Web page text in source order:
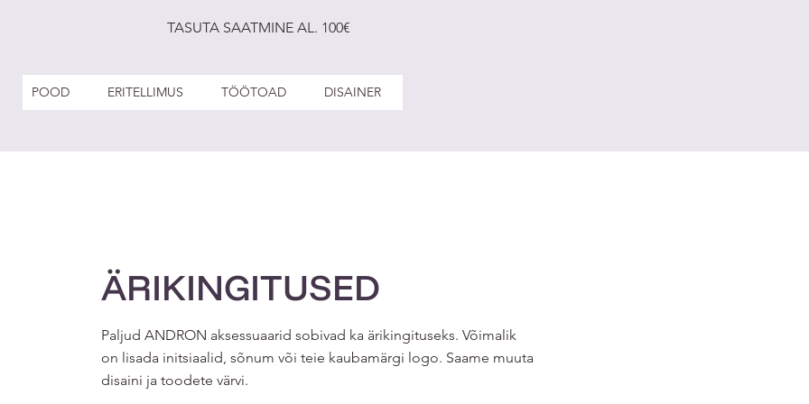
TASUTA SAATMINE AL. 100€
POOD ERITELLIMUS TÖÖTOAD DISAINER
ÄRIKINGITUSED
Paljud ANDRON aksessuaarid sobivad ka ärikingituseks. Võimalik
on lisada initsiaalid, sõnum või teie kaubamärgi logo. Saame muuta
disaini ja toodete värvi.